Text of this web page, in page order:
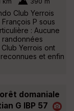
Club Yerrois
P sous
: Aucune
randonnées
Yerrois ont
et enfin
domaniale
G IBP 57